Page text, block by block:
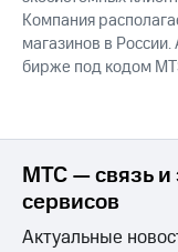
Компания
магазинов в
бирже под кодом
МТС — связь
сервисов
Актуальные